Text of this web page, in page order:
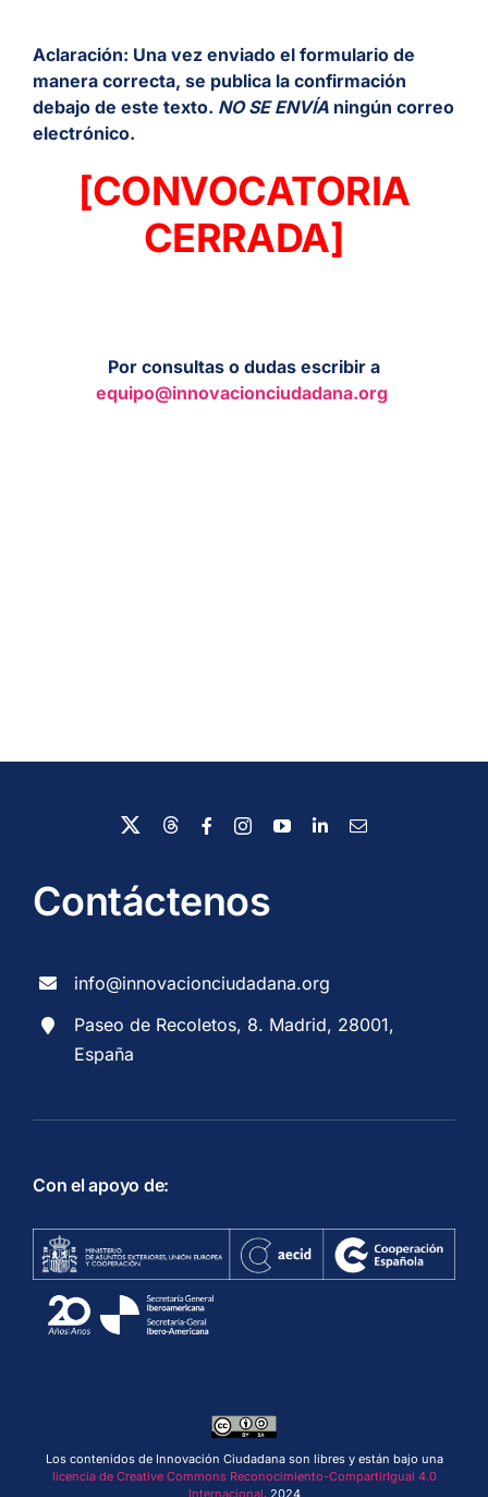
Aclaración: Una vez enviado el formulario de
manera correcta, se publica la confirmación
debajo de este texto. NO SE ENVÍAningún correo
electrónico.
[CONVOCATORIA
CERRADA]
Por consultas o dudas escribir a
equipo@innovacionciudadana.org
Contáctenos
info@innovacionciudadana.org
Paseo de Recoletos, 8. Madrid, 28001,
España
Con el apoyo de:
Los contenidos de Innovación Ciudadana son libres y están bajo una
licencia de Creative Commons Reconocimiento-CompartirIgual 4.0